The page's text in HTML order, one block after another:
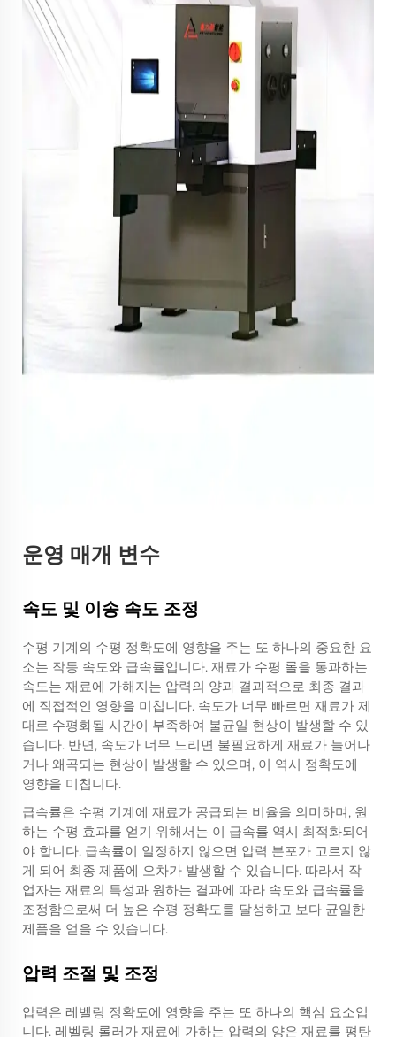
운영 매개 변수
속도 및 이송 속도 조정
수평 기계의 수평 정확도에 영향을 주는 또 하나의 중요한 요
소는 작동 속도와 급속률입니다. 재료가 수평 롤을 통과하는
속도는 재료에 가해지는 압력의 양과 결과적으로 최종 결과
에 직접적인 영향을 미칩니다. 속도가 너무 빠르면 재료가 제
대로 수평화될 시간이 부족하여 불균일 현상이 발생할 수 있
습니다. 반면, 속도가 너무 느리면 불필요하게 재료가 늘어나
거나 왜곡되는 현상이 발생할 수 있으며, 이 역시 정확도에
영향을 미칩니다.
급속률은 수평 기계에 재료가 공급되는 비율을 의미하며, 원
하는 수평 효과를 얻기 위해서는 이 급속률 역시 최적화되어
야 합니다. 급속률이 일정하지 않으면 압력 분포가 고르지 않
게 되어 최종 제품에 오차가 발생할 수 있습니다. 따라서 작
업자는 재료의 특성과 원하는 결과에 따라 속도와 급속률을
조정함으로써 더 높은 수평 정확도를 달성하고 보다 균일한
제품을 얻을 수 있습니다.
압력 조절 및 조정
압력은 레벨링 정확도에 영향을 주는 또 하나의 핵심 요소입
니다. 레벨링 롤러가 재료에 가하는 압력의 양은 재료를 평탄